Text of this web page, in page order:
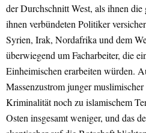
der Durchschnitt West, als ihnen
ihnen verbündeten Politiker
Syrien, Irak, Nordafrika und dem
überwiegend um Facharbeiter, die
Einheimischen erarbeiten würden.
Massenzustrom junger
Kriminalität noch zu islamischem
Osten insgesamt weniger, und das